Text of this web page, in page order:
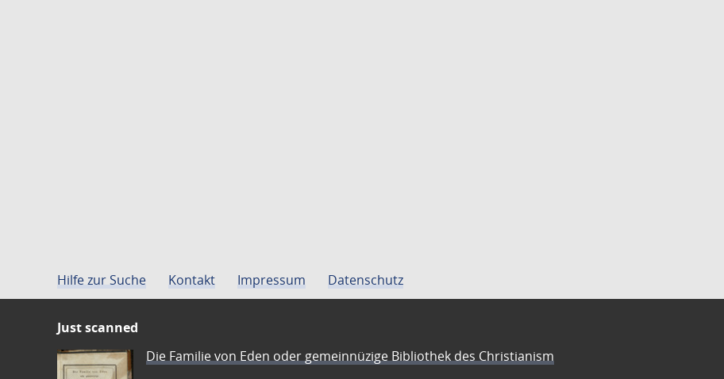
Hilfe zur Suche Kontakt Impressum Datenschutz
Just scanned
Die Familie von Eden oder gemeinnüzige Bibliothek des Christianism